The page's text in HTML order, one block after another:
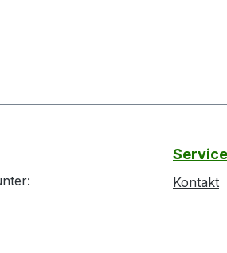
Service
Kontakt